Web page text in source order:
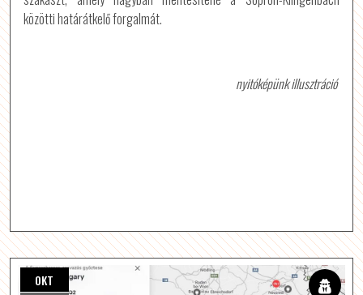
közötti határátkelő forgalmát.
nyitóképünk illusztráció
OKT